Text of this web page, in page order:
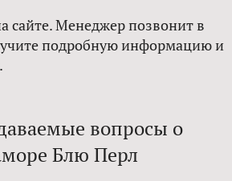
сайте. Менеджер позвонит в
подробную информацию и
вопросы о
Блю Перл